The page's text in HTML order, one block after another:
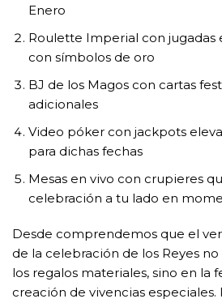
Enero
Roulette Imperial con jugadas
con símbolos de oro
BJ de los Magos con cartas
adicionales
Video póker con jackpots
para dichas fechas
Mesas en vivo con crupieres
celebración a tu lado en
Desde comprendemos que el
de la celebración de los Reyes
los regalos materiales, sino en la
creación de vivencias especiales.